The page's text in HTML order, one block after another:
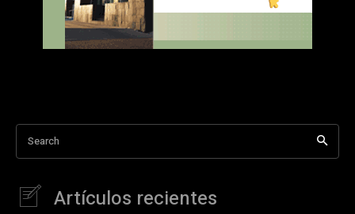
Search
Artículos recientes